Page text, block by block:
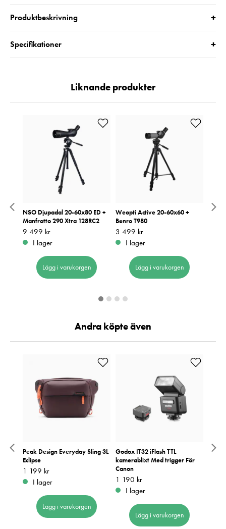
Produktbeskrivning +
Specifikationer +
Liknande produkter
NSO Djupadal 20-60x80 ED +
Manfrotto 290 Xtra 128RC2
Pris:9 499 kr
9 499 kr
I lager
Lägg i varukorgen
Weopti Active 20-60x60 +
Benro T980
Pris:3 499 kr
3 499 kr
I lager
Lägg i varukorgen
NSO
Andra köpte även
Peak Design Everyday Sling 3L
Eclipse
Pris:1 199 kr
1 199 kr
I lager
Lägg i varukorgen
Godox IT32 iFlash TTL
kamerablixt Med trigger För
Canon
Pris:1 190 kr
1 190 kr
I lager
Lägg i varukorgen